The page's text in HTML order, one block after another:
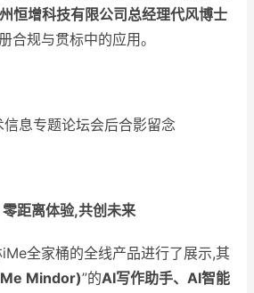
恒增科技有限公司总经理代风博士
合规与贯标中的应用。
息专题论坛会后合影留念
零距离体验,共创未来
全家桶的全线产品进行了展示,其
Mindor)”的AI写作助手、 AI智能